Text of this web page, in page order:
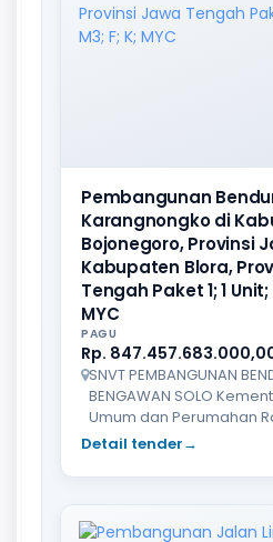
Pembangunan
Karangnongko di
Bojonegoro, Provinsi
Kabupaten Blora,
Tengah Paket 1; 1
MYC
PAGU
Rp.
SNVT PEMBANGUNAN
BENGAWAN SOLO
Umum dan Perumahan
Detail tender→